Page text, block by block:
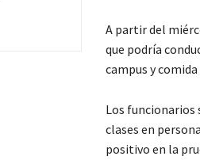
A partir del
que podría
campus y
Los funcionarios
clases en
positivo en la